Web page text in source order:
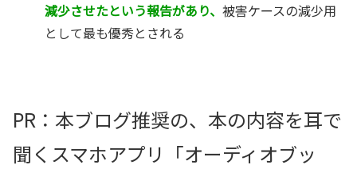
減少させたという報告があり、 被害ケースの減少用
として最も優秀とされる
PR：本ブログ推奨の、本の内容を耳で
聞くスマホアプリ「オーディオブッ